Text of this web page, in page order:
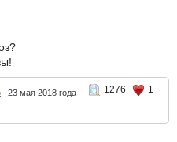
23 мая 2018 года 1276
1